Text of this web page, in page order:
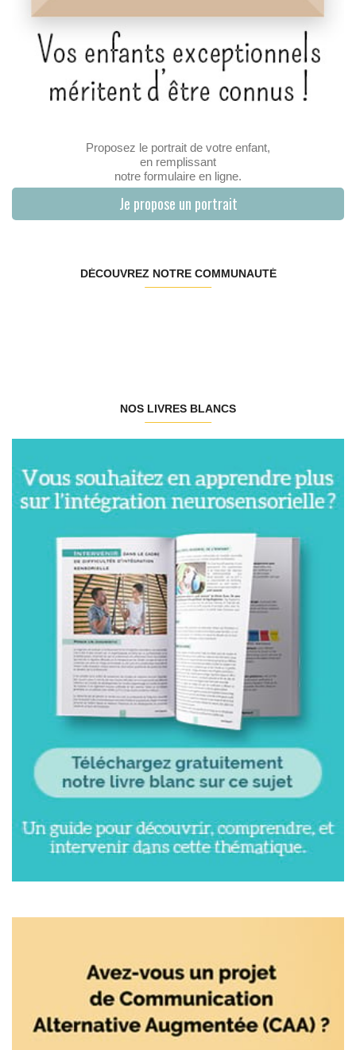
Proposez le portrait de votre enfant,
en remplissant
notre formulaire en ligne.
Je propose un portrait
DÉCOUVREZ NOTRE COMMUNAUTÉ
NOS LIVRES BLANCS